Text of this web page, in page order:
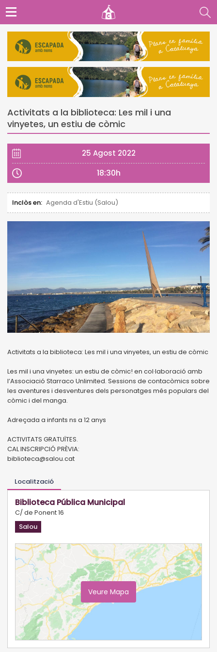
Activitats a la biblioteca: Les mil i una
vinyetes, un estiu de còmic
25 Agost 2022
18:30h
Inclòs en: Agenda d'Estiu (Salou)
Activitats a la biblioteca: Les mil i una vinyetes, un estiu de còmic
Les mil i una vinyetes: un estiu de còmic! en col·laboració amb
l’Associació Starraco Unlimited. Sessions de contacòmics sobre
les aventures i desventures dels personatges més populars del
còmic i del manga.
Adreçada a infants ns a 12 anys
ACTIVITATS GRATUÏTES.
CAL INSCRIPCIÓ PRÈVIA:
biblioteca@salou.cat
Localització
Biblioteca Pública Municipal
C/ de Ponent 16
Salou
Veure Mapa